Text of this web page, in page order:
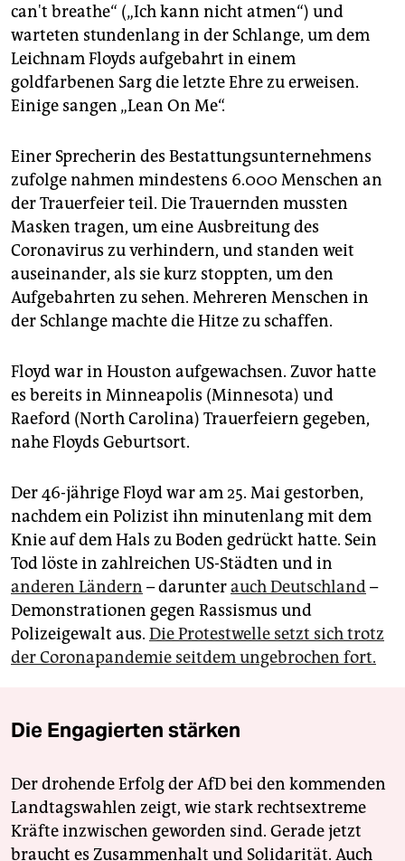
can't breathe“ („Ich kann nicht atmen“) und
warteten stundenlang in der Schlange, um dem
Leichnam Floyds aufgebahrt in einem
goldfarbenen Sarg die letzte Ehre zu erweisen.
Einige sangen „Lean On Me“.
Einer Sprecherin des Bestattungsunternehmens
zufolge nahmen mindestens 6.000 Menschen an
der Trauerfeier teil. Die Trauernden mussten
Masken tragen, um eine Ausbreitung des
Coronavirus zu verhindern, und standen weit
auseinander, als sie kurz stoppten, um den
Aufgebahrten zu sehen. Mehreren Menschen in
der Schlange machte die Hitze zu schaffen.
Floyd war in Houston aufgewachsen. Zuvor hatte
es bereits in Minneapolis (Minnesota) und
Raeford (North Carolina) Trauerfeiern gegeben,
nahe Floyds Geburtsort.
Der 46-jährige Floyd war am 25. Mai gestorben,
nachdem ein Polizist ihn minutenlang mit dem
Knie auf dem Hals zu Boden gedrückt hatte. Sein
Tod löste in zahlreichen US-Städten und in
anderen Ländern – darunterauch Deutschland–
Demonstrationen gegen Rassismus und
Polizeigewalt aus. Die Protestwelle setzt sich trotz
der Coronapandemie seitdem ungebrochen fort.
Die Engagierten stärken
Der drohende Erfolg der AfD bei den kommenden
Landtagswahlen zeigt, wie stark rechtsextreme
Kräfte inzwischen geworden sind. Gerade jetzt
braucht es Zusammenhalt und Solidarität. Auch